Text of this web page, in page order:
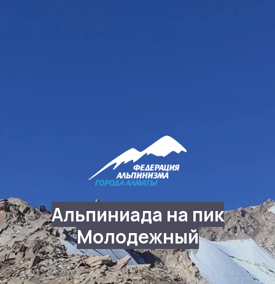
Альпиниада на пик
Молодежный